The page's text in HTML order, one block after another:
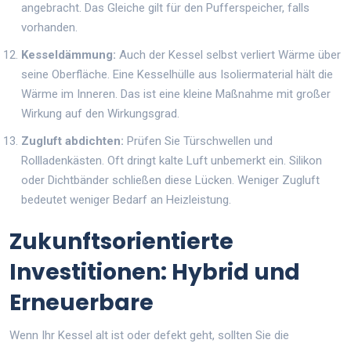
angebracht. Das Gleiche gilt für den Pufferspeicher, falls
vorhanden.
Kesseldämmung: Auch der Kessel selbst verliert Wärme über
seine Oberfläche. Eine Kesselhülle aus Isoliermaterial hält die
Wärme im Inneren. Das ist eine kleine Maßnahme mit großer
Wirkung auf den Wirkungsgrad.
Zugluft abdichten: Prüfen Sie Türschwellen und
Rollladenkästen. Oft dringt kalte Luft unbemerkt ein. Silikon
oder Dichtbänder schließen diese Lücken. Weniger Zugluft
bedeutet weniger Bedarf an Heizleistung.
Zukunftsorientierte
Investitionen: Hybrid und
Erneuerbare
Wenn Ihr Kessel alt ist oder defekt geht, sollten Sie die